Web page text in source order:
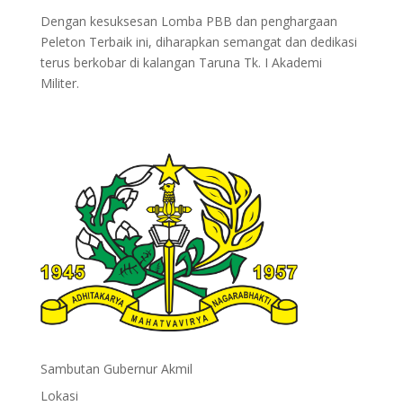
Dengan kesuksesan Lomba PBB dan penghargaan
Peleton Terbaik ini, diharapkan semangat dan dedikasi
terus berkobar di kalangan Taruna Tk. I Akademi
Militer.
Sambutan Gubernur Akmil
Lokasi